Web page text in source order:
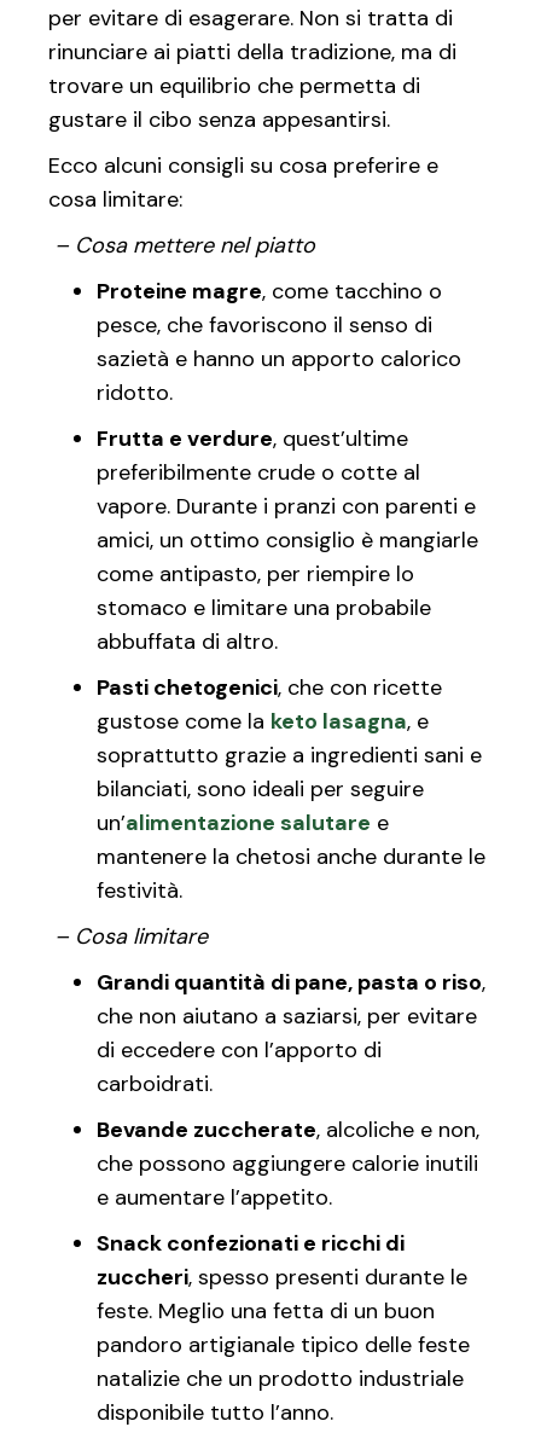
per evitare di esagerare. Non si tratta di
rinunciare ai piatti della tradizione, ma di
trovare un equilibrio che permetta di
gustare il cibo senza appesantirsi.
Ecco alcuni consigli su cosa preferire e
cosa limitare:
– Cosa mettere nel piatto
Proteine magre, come tacchino o
pesce, che favoriscono il senso di
sazietà e hanno un apporto calorico
ridotto.
Frutta e verdure, quest’ultime
preferibilmente crude o cotte al
vapore. Durante i pranzi con parenti e
amici, un ottimo consiglio è mangiarle
come antipasto, per riempire lo
stomaco e limitare una probabile
abbuffata di altro.
Pasti chetogenici, che con ricette
gustose come la keto lasagna, e
soprattutto grazie a ingredienti sani e
bilanciati, sono ideali per seguire
un’alimentazione salutare e
mantenere la chetosi anche durante le
festività.
– Cosa limitare
Grandi quantità di pane, pasta o riso,
che non aiutano a saziarsi, per evitare
di eccedere con l’apporto di
carboidrati.
Bevande zuccherate, alcoliche e non,
che possono aggiungere calorie inutili
e aumentare l’appetito.
Snack confezionati e ricchi di
zuccheri, spesso presenti durante le
feste. Meglio una fetta di un buon
pandoro artigianale tipico delle feste
natalizie che un prodotto industriale
disponibile tutto l’anno.